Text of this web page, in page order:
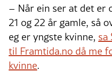
– Når ein ser at det er
21 og 22 år gamle, så
eg er yngste kvinne, sa
til Framtida.no då me
kvinne.